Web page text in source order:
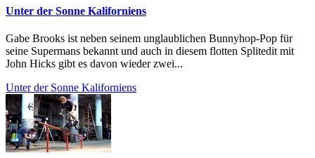
Unter der Sonne Kaliforniens
Gabe Brooks ist neben seinem unglaublichen Bunnyhop-Pop für
seine Supermans bekannt und auch in diesem flotten Splitedit mit
John Hicks gibt es davon wieder zwei...
Unter der Sonne Kaliforniens